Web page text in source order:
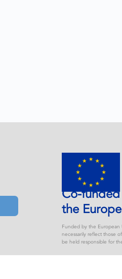
Co-
the
Funded by the European
necessarily reflect those
be held responsible for